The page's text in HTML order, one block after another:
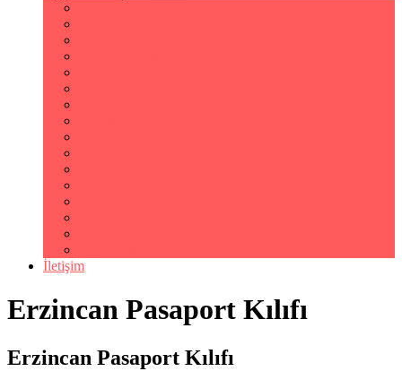
İletişim
Erzincan Pasaport Kılıfı
Erzincan Pasaport Kılıfı